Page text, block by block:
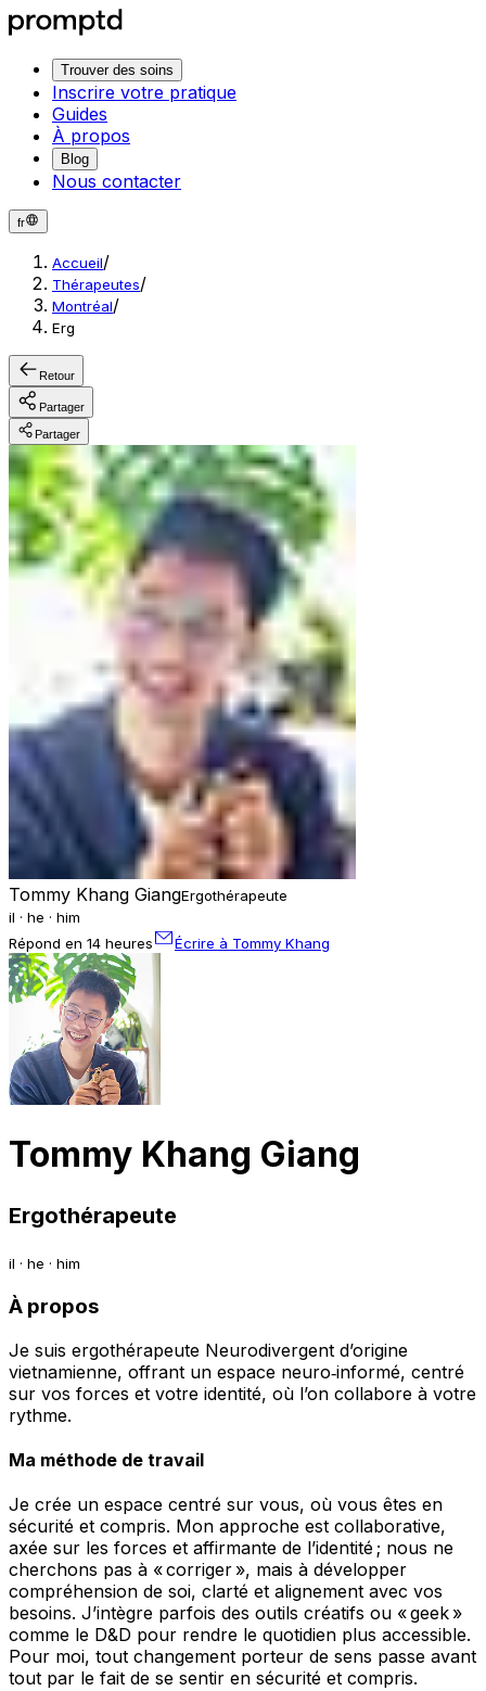
Trouver des soins
Inscrire votre pratique
Guides
À propos
Blog
Nous contacter
fr
Accueil/
Thérapeutes/
Montréal/
Erg
Retour
Partager
Partager
Tommy Khang GiangErgothérapeute
il · he · him
Répond en 14 heures
Écrire à Tommy Khang
Tommy Khang Giang
Ergothérapeute
il · he · him
À propos
Je suis ergothérapeute Neurodivergent d’origine
vietnamienne, offrant un espace neuro‑informé, centré
sur vos forces et votre identité, où l’on collabore à votre
rythme.
Ma méthode de travail
Je crée un espace centré sur vous, où vous êtes en
sécurité et compris. Mon approche est collaborative,
axée sur les forces et affirmante de l’identité ; nous ne
cherchons pas à « corriger », mais à développer
compréhension de soi, clarté et alignement avec vos
besoins. J’intègre parfois des outils créatifs ou « geek »
comme le D&D pour rendre le quotidien plus accessible.
Pour moi, tout changement porteur de sens passe avant
tout par le fait de se sentir en sécurité et compris.